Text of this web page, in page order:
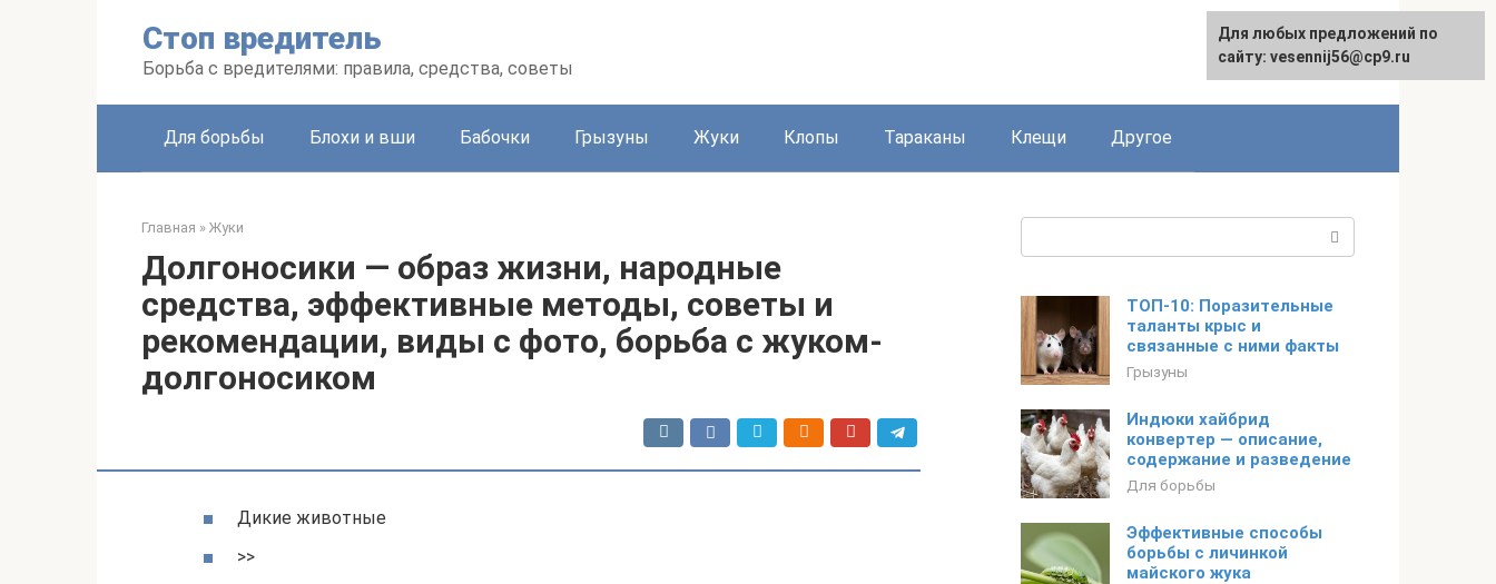
Стоп вредитель
Борьба с вредителями: правила, средства, советы
English
Для борьбы Блохи и вши Бабочки Грызуны Жуки Клопы Тараканы Клещи Другое
Главная » Жуки
Долгоносики — образ жизни, народные
средства, эффективные методы, советы и
рекомендации, виды с фото, борьба с жуком-
долгоносиком
Дикие животные
>>
ТОП-10: Поразительные
таланты крыс и
связанные с ними факты
Грызуны
Индюки хайбрид
конвертер — описание,
содержание и разведение
Для борьбы
Эффективные способы
борьбы с личинкой
майского жука
Для любых предложений по
сайту: vesennij56@cp9.ru